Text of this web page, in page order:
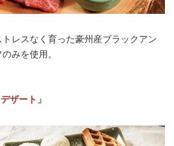
レスなく育った豪州産ブラックアン
みを使用。
ザート」